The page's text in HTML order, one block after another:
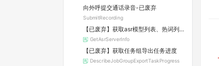
向外呼提交通话录音-已废弃
SubmitRecording
【已废弃】获取asr模型列表、热词列表等信息
GetAsrServerInfo
【已废弃】获取任务组导出任务进度
DescribeJobGroupExportTaskProgress